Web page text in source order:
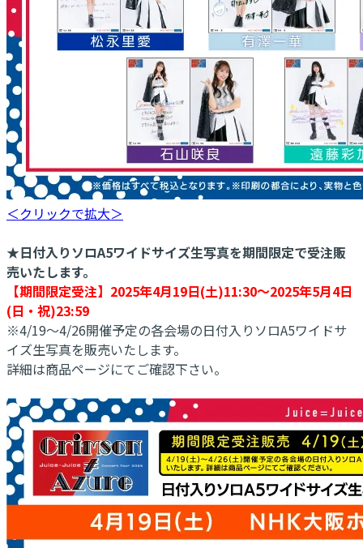
＜クリックで拡大＞
★日付入りソロA5ワイドサイズ生写真を期間限定で受注販
売いたします。
【期間限定受注】2025年4月19日(土)11:30～2025年5月4日
(日・祝)23:59
※4/19～4/26開催予定の各会場の日付入りソロA5ワイドサ
イズ生写真を販売いたします。
詳細は商品ページにてご確認下さい。